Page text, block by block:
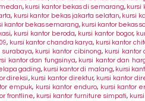
, kursi kantor bekas di semarang, kursi
, kursi kantor bekas jakarta selatan, kursi
kantor bekas semarang, kursi kantor bekas
, kursi kantor beroda, kursi kantor bogor,
, kursi kantor chandra karya, kursi kantor
surabaya, kursi kantor cibinong, kursi kantor
kantor dan fungsinya, kursi kantor dan
gading, kursi kantor di malang, kursi
direksi, kursi kantor direktur, kursi kantor
empuk, kursi kantor enduro, kursi kantor
frontline, kursi kantor furniture simpati,